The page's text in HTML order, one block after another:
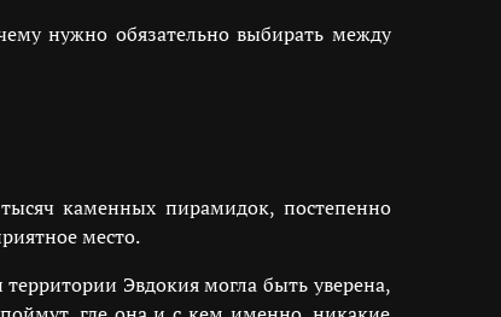
нужно обязательно выбирать между
каменных пирамидок, постепенно
место.
Эвдокия могла быть уверена,